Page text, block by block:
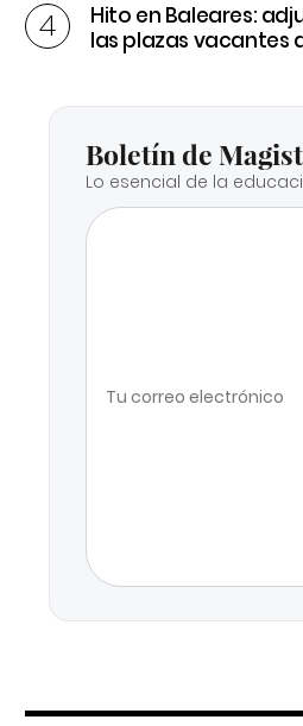
Hito en Baleares:
las plazas vacantes
Boletín de
Lo esencial de la